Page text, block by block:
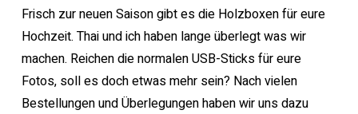
Frisch zur neuen Saison gibt es die Holzboxen für eure
Hochzeit. Thai und ich haben lange überlegt was wir
machen. Reichen die normalen USB-Sticks für eure
Fotos, soll es doch etwas mehr sein? Nach vielen
Bestellungen und Überlegungen haben wir uns dazu